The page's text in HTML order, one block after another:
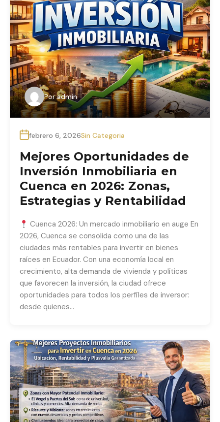
Por admin
febrero 6, 2026Sin Categoria
Mejores Oportunidades de
Inversión Inmobiliaria en
Cuenca en 2026: Zonas,
Estrategias y Rentabilidad
Cuenca 2026: Un mercado inmobiliario en auge En
2026, Cuenca se consolida como una de las
ciudades más rentables para invertir en bienes
raíces en Ecuador. Con una economía local en
crecimiento, alta demanda de vivienda y políticas
que favorecen la inversión, la ciudad ofrece
oportunidades para todos los perfiles de inversor:
desde quienes…